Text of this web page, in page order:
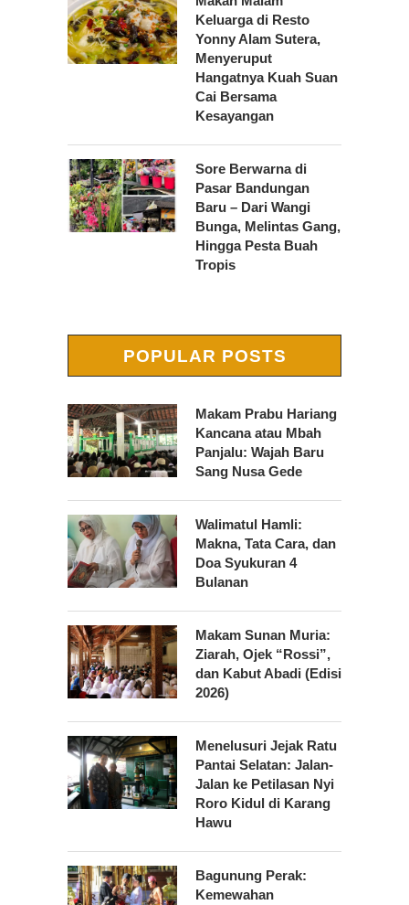
Keluarga di Resto
Yonny Alam Sutera,
Menyeruput
Hangatnya Kuah Suan
Cai Bersama
Kesayangan
Sore Berwarna di
Pasar Bandungan
Baru – Dari Wangi
Bunga, Melintas Gang,
Hingga Pesta Buah
Tropis
POPULAR POSTS
Makam Prabu Hariang
Kancana atau Mbah
Panjalu: Wajah Baru
Sang Nusa Gede
Walimatul Hamli:
Makna, Tata Cara, dan
Doa Syukuran 4
Bulanan
Makam Sunan Muria:
Ziarah, Ojek “Rossi”,
dan Kabut Abadi (Edisi
2026)
Menelusuri Jejak Ratu
Pantai Selatan: Jalan-
Jalan ke Petilasan Nyi
Roro Kidul di Karang
Hawu
Bagunung Perak:
Kemewahan